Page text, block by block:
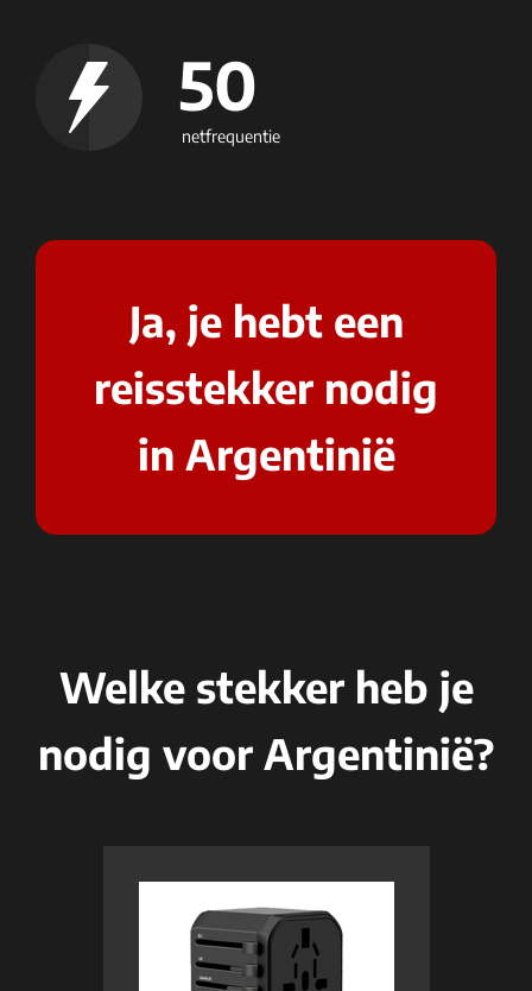
50
netfrequentie
Ja, je hebt een
reisstekker nodig
in Argentinië
Welke stekker heb je
nodig voor Argentinië?